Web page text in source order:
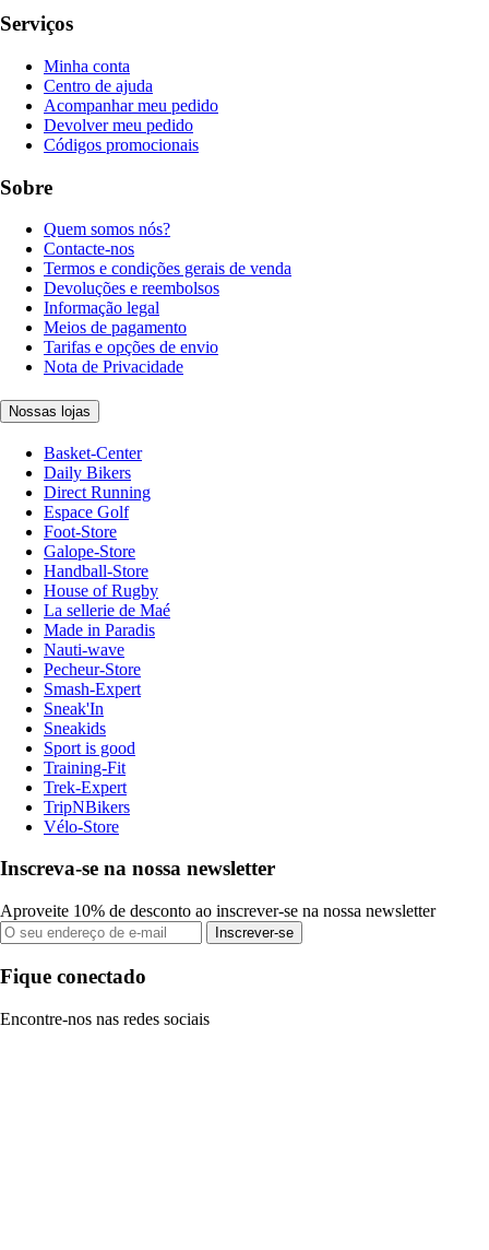
Serviços
Minha conta
Centro de ajuda
Acompanhar meu pedido
Devolver meu pedido
Códigos promocionais
Sobre
Quem somos nós?
Contacte-nos
Termos e condições gerais de venda
Devoluções e reembolsos
Informação legal
Meios de pagamento
Tarifas e opções de envio
Nota de Privacidade
Nossas lojas
Basket-Center
Daily Bikers
Direct Running
Espace Golf
Foot-Store
Galope-Store
Handball-Store
House of Rugby
La sellerie de Maé
Made in Paradis
Nauti-wave
Pecheur-Store
Smash-Expert
Sneak'In
Sneakids
Sport is good
Training-Fit
Trek-Expert
TripNBikers
Vélo-Store
Inscreva-se na nossa newsletter
Aproveite 10% de desconto ao inscrever-se na nossa newsletter
Inscrever-se
Fique conectado
Encontre-nos nas redes sociais